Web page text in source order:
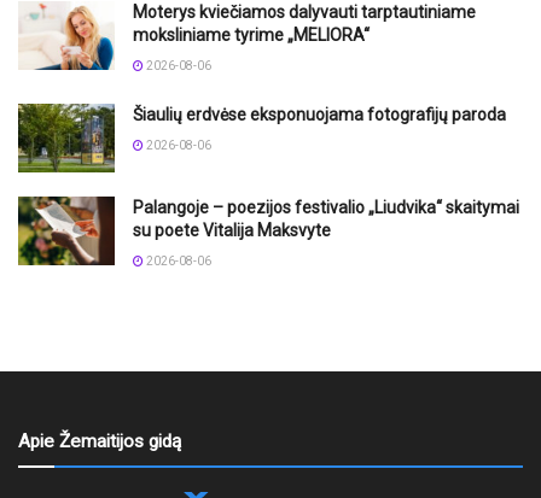
Moterys kviečiamos dalyvauti tarptautiniame
moksliniame tyrime „MELIORA“
2026-08-06
Šiaulių erdvėse eksponuojama fotografijų paroda
2026-08-06
Palangoje – poezijos festivalio „Liudvika“ skaitymai
su poete Vitalija Maksvyte
2026-08-06
Apie Žemaitijos gidą